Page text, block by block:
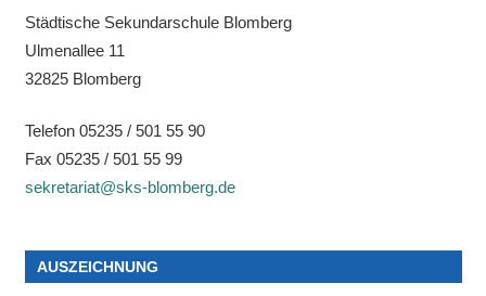
Städtische Sekundarschule Blomberg
Ulmenallee 11
32825 Blomberg
Telefon 05235 / 501 55 90
Fax 05235 / 501 55 99
sekretariat@sks-blomberg.de
AUSZEICHNUNG